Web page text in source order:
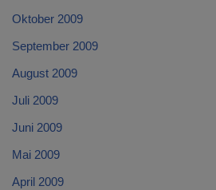
Oktober 2009
September 2009
August 2009
Juli 2009
Juni 2009
Mai 2009
April 2009